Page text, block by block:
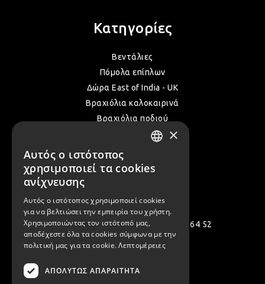
Κατηγορίες
Βεντάλιες
Πόμολα επίπλων
Δώρα East of India - UK
Βραχιόλια καλοκαιρινά
Βραχιόλια ποδιού
Δακτυλίδια
Όλα τα Καλοκαιρινά μας
Επικοινωνία
Πολεμιστών 12, Αργυρούπολη 164 52
[email protected]
×
Αυτός ο ιστότοπος
χρησιμοποιεί τα cookies
ανίχνευσης
Αυτός ο ιστότοπος χρησιμοποιεί cookies
για να βελτιώσει την εμπειρία του χρήστη.
Χρησιμοποιώντας τον ιστότοπό μας,
αποδέχεστε όλα τα cookies σύμφωνα με την
πολιτική μας για τα cookie. Λεπτομέρειες
ΑΠΟΛΎΤΩΣ ΑΠΑΡΑΊΤΗΤΑ